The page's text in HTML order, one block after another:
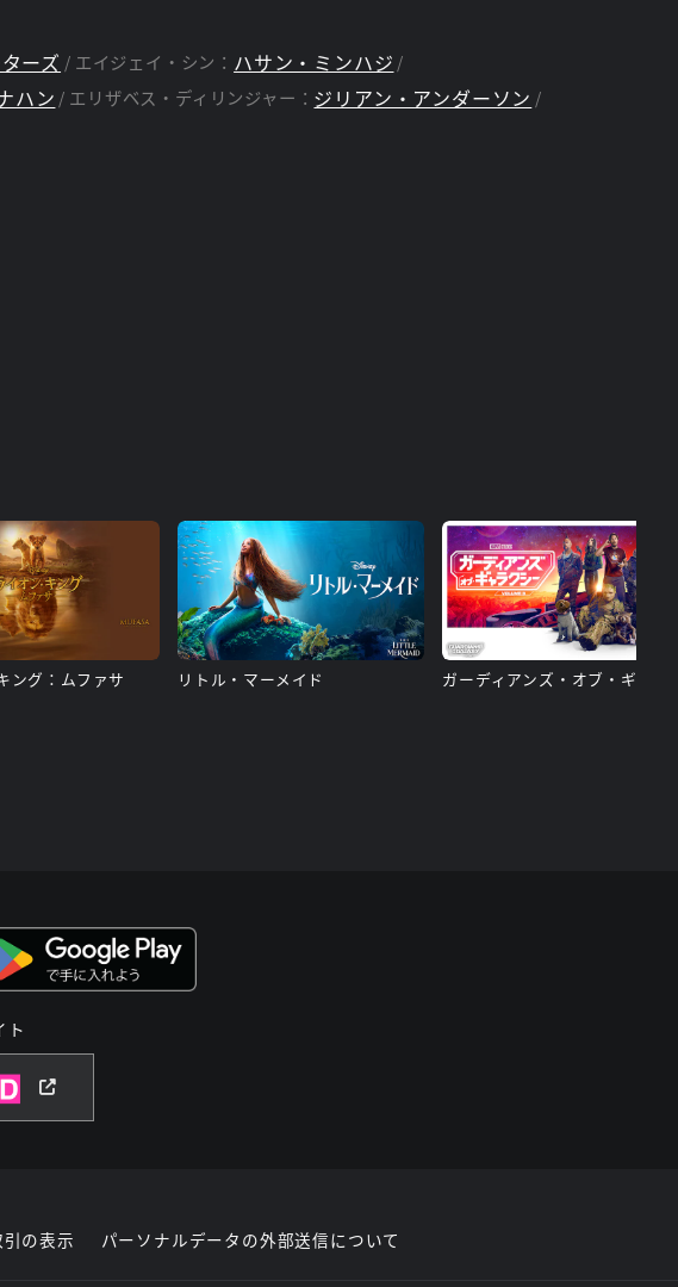
ーズ エイジェイ・シン： ハサン・ミンハジ
ハン エリザベス・ディリンジャー： ジリアン・アンダーソン
ング：ムファサ リトル・マーメイド
ト
の表示 パーソナルデータの外部送信について